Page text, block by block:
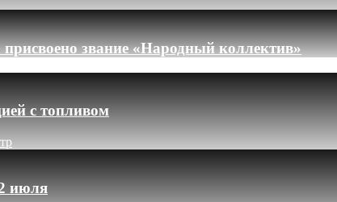
звание «Народный коллектив»
с топливом
июля